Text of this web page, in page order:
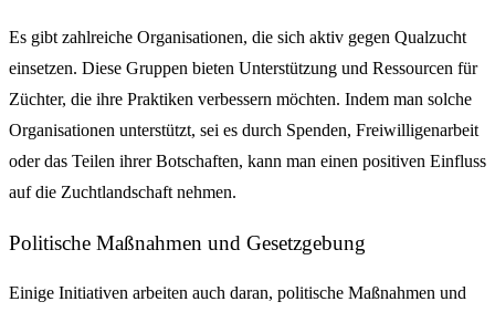
Es gibt zahlreiche Organisationen, die sich aktiv gegen Qualzucht
einsetzen. Diese Gruppen bieten Unterstützung und Ressourcen für
Züchter, die ihre Praktiken verbessern möchten. Indem man solche
Organisationen unterstützt, sei es durch Spenden, Freiwilligenarbeit
oder das Teilen ihrer Botschaften, kann man einen positiven Einfluss
auf die Zuchtlandschaft nehmen.
Politische Maßnahmen und Gesetzgebung
Einige Initiativen arbeiten auch daran, politische Maßnahmen und